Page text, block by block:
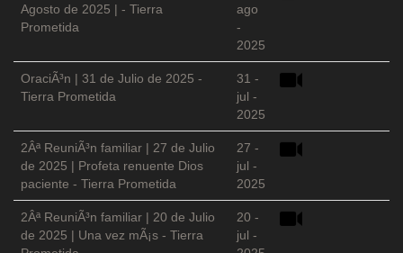
Agosto de 2025 | - Tierra
Prometida
ago
-
2025
OraciÃ³n | 31 de Julio de 2025 -
Tierra Prometida
31 -
jul -
2025
2Âª ReuniÃ³n familiar | 27 de Julio
de 2025 | Profeta renuente Dios
paciente - Tierra Prometida
27 -
jul -
2025
2Âª ReuniÃ³n familiar | 20 de Julio
de 2025 | Una vez mÃ¡s - Tierra
20 -
jul -